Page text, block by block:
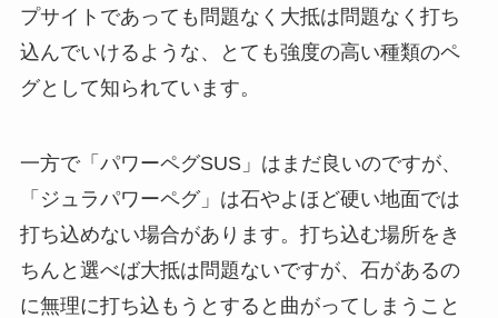
プサイトであっても問題なく大抵は問題なく打ち
込んでいけるような、とても強度の高い種類のペ
グとして知られています。
一方で「パワーペグSUS」はまだ良いのですが、
「ジュラパワーペグ」は石やよほど硬い地面では
打ち込めない場合があります。打ち込む場所をき
ちんと選べば大抵は問題ないですが、石があるの
に無理に打ち込もうとすると曲がってしまうこと